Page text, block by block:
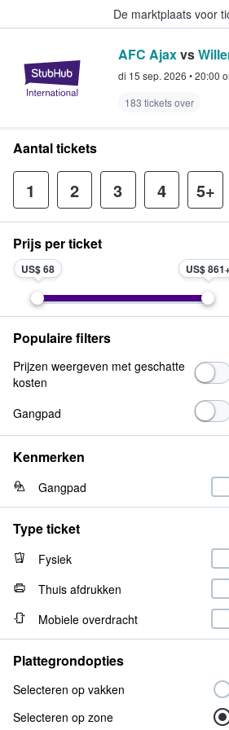
De marktplaats voor
StubHub:
AFC Ajaxvs
di 15 sep. 2026 •20:00
183 tickets over
Aantal tickets
1 2 3 4 5+
Prijs per ticket
US$ 68 US$ 861
Populaire filters
Prijzen weergeven met geschatte
kosten
Gangpad
Kenmerken
Gangpad
Type ticket
Fysiek
Thuis afdrukken
Mobiele overdracht
Plattegrondopties
Selecteren op vakken
Selecteren op zone